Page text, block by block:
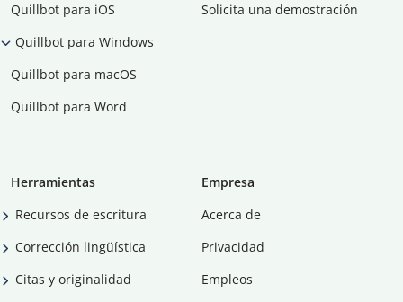
Quillbot para iOS
Quillbot para Windows
Quillbot para macOS
Quillbot para Word
Solicita una demostración
Herramientas
Recursos de escritura
Corrección lingüística
Citas y originalidad
Empresa
Acerca de
Privacidad
Empleos